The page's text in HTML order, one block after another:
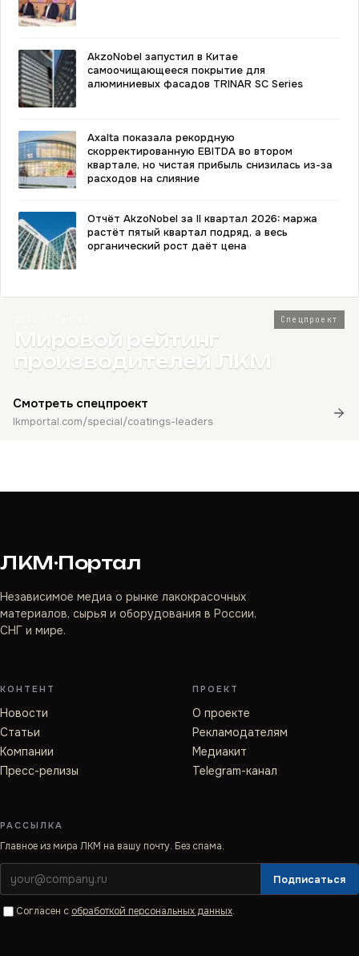
AkzoNobel запустил в Китае
самоочищающееся покрытие для
алюминиевых фасадов TRINAR SC Series
Axalta показала рекордную
скорректированную EBITDA во втором
квартале, но чистая прибыль снизилась из-за
расходов на слияние
Отчёт AkzoNobel за II квартал 2026: маржа
растёт пятый квартал подряд, а весь
органический рост даёт цена
Спецпроект
Мировой рейтинг
производителей ЛКМ
Смотреть спецпроект
lkmportal.com/special/coatings-leaders
ЛКМ·Портал
Независимое медиа о рынке лакокрасочных
материалов, сырья и оборудования в России,
СНГ и мире.
КОНТЕНТ
Новости
Статьи
Компании
Пресс-релизы
ПРОЕКТ
О проекте
Рекламодателям
Медиакит
Telegram-канал
РАССЫЛКА
Главное из мира ЛКМ на вашу почту. Без спама.
Подписаться
Согласен с обработкой персональных данных.